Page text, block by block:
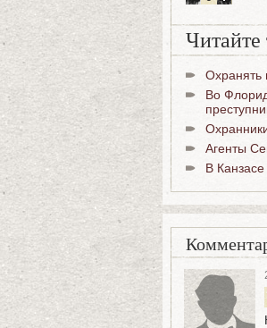
Читайте
Охранять
Во
Агенты
В